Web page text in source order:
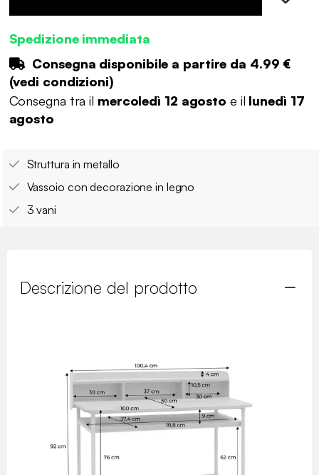
Spedizione immediata
Consegna disponibile a partire da 4.99 €
(vedi condizioni)
Consegna tra il mercoledì 12 agosto e il lunedì 17
agosto
Struttura in metallo
Vassoio con decorazione in legno
3 vani
Descrizione del prodotto